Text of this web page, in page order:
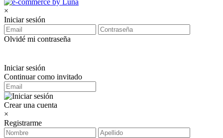
×
Iniciar sesión
Olvidé mi contraseña
Iniciar sesión
Continuar como invitado
Crear una cuenta
×
Registrarme